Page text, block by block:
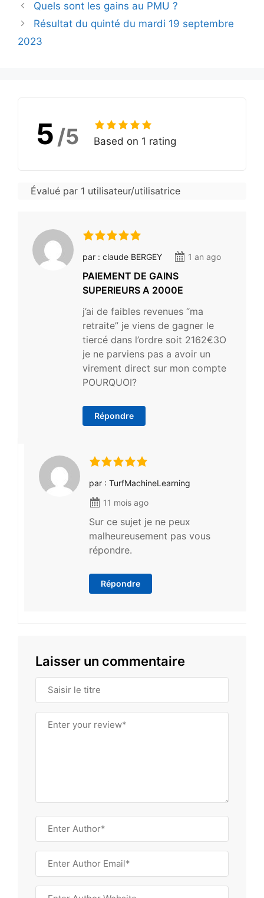
Quels sont les gains au PMU ?
Résultat du quinté du mardi 19 septembre
2023
5 /5 Based on 1 rating
Évalué par 1 utilisateur/utilisatrice
par : claude BERGEY 1 an ago
PAIEMENT DE GAINS
SUPERIEURS A 2000E
j’ai de faibles revenues “ma
retraite” je viens de gagner le
tiercé dans l’ordre soit 2162€3O
je ne parviens pas a avoir un
virement direct sur mon compte
POURQUOI?
Répondre
par : TurfMachineLearning
11 mois ago
Sur ce sujet je ne peux
malheureusement pas vous
répondre.
Répondre
Laisser un commentaire